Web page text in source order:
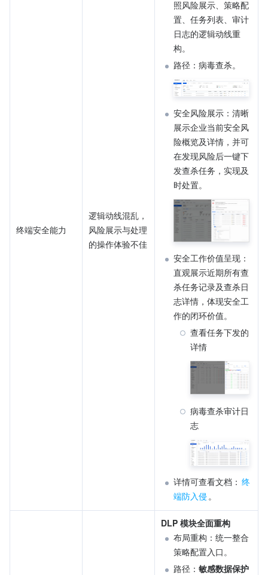
终端安全能力
逻辑动线混乱，
风险展示与处理
的操作体验不佳
照风险展示、策略配
置、任务列表、审计
日志的逻辑动线重
构。
路径：病毒查杀。
安全风险展示：清晰
展示企业当前安全风
险概览及详情，并可
在发现风险后一键下
发查杀任务，实现及
时处置。
安全工作价值呈现：
直观展示近期所有查
杀任务记录及查杀日
志详情，体现安全工
作的闭环价值。
查看任务下发的
详情
病毒查杀审计日
志
详情可查看文档： 终
端防入侵。
DLP 模块全面重构
布局重构：统一整合
策略配置入口。
路径： 敏感数据保护